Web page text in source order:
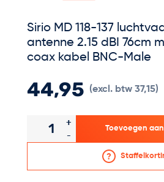
Sirio MD 118-137
antenne 2.15 dBI 76cm
coax kabel BNC-Male
44,95 (excl. btw 37,15)
Aantal
-
+
Toevoegen